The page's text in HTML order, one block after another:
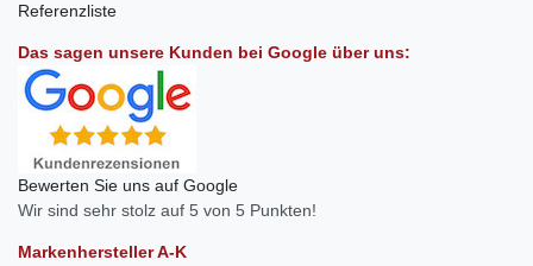
Referenzliste
Das sagen unsere Kunden bei Google über uns:
Bewerten Sie uns auf Google
Wir sind sehr stolz auf 5 von 5 Punkten!
Markenhersteller A-K